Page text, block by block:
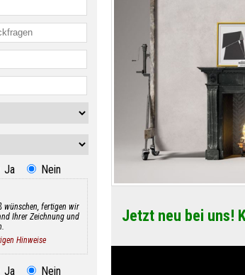
Jetzt neu bei uns!
Ja
Nein
wünschen, fertigen wir
Ihrer Zeichnung und
Hinweise
Ja Nein